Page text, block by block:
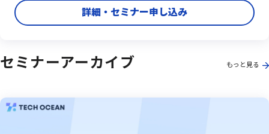
詳細・セミナー申し込み
セミナーアーカイブ もっと見る